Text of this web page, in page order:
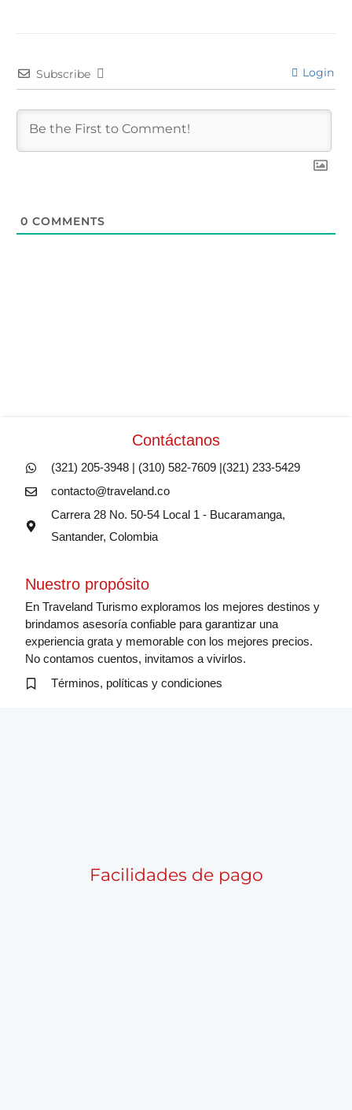
Subscribe Login
0 COMMENTS
Contáctanos
(321) 205-3948 | (310) 582-7609 |(321) 233-5429
contacto@traveland.co
Carrera 28 No. 50-54 Local 1 - Bucaramanga,
Santander, Colombia
Nuestro propósito
En Traveland Turismo exploramos los mejores destinos y
brindamos asesoría confiable para garantizar una
experiencia grata y memorable con los mejores precios.
No contamos cuentos, invitamos a vivirlos.
Términos, políticas y condiciones
Facilidades de pago